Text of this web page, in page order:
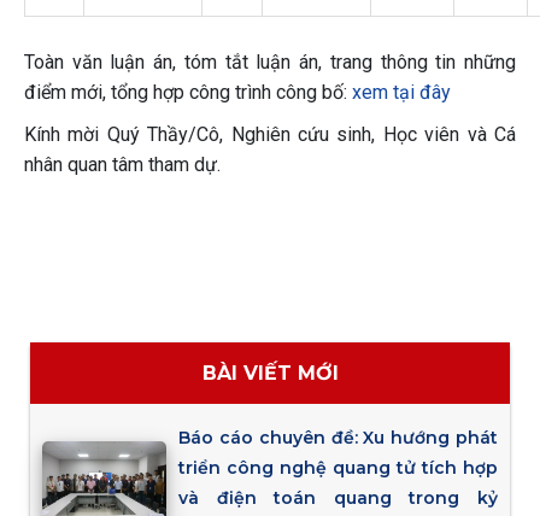
Toàn văn luận án, tóm tắt luận án, trang thông tin những
điểm mới, tổng hợp công trình công bố: xem tại đây
Kính mời Quý Thầy/Cô, Nghiên cứu sinh, Học viên và Cá
nhân quan tâm tham dự.
BÀI VIẾT MỚI
Báo cáo chuyên đề: Xu hướng phát
triển công nghệ quang tử tích hợp
và điện toán quang trong kỷ